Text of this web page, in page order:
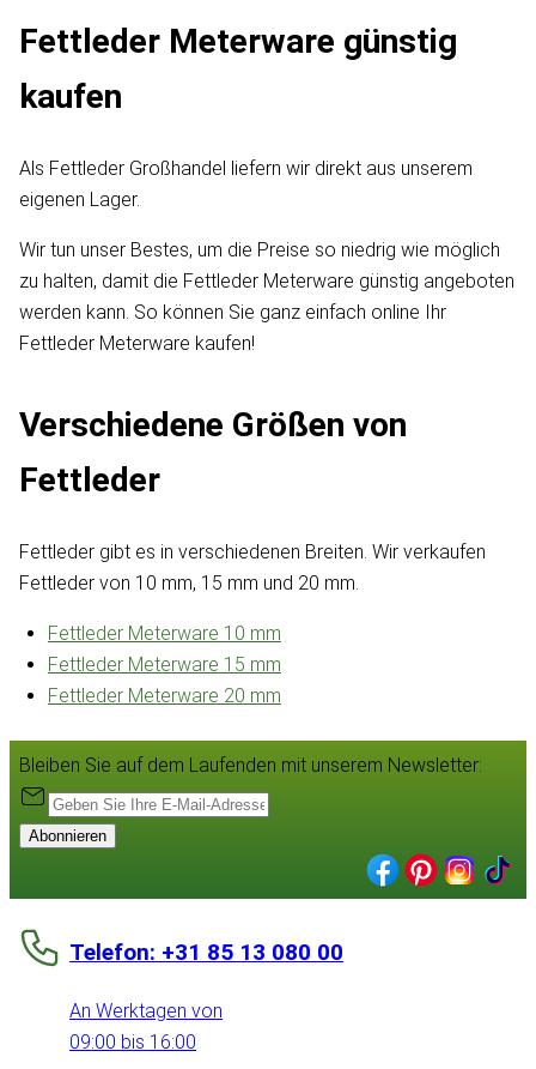
Fettleder Meterware günstig
kaufen
Als Fettleder Großhandel liefern wir direkt aus unserem
eigenen Lager.
Wir tun unser Bestes, um die Preise so niedrig wie möglich
zu halten, damit die Fettleder Meterware günstig angeboten
werden kann. So können Sie ganz einfach online Ihr
Fettleder Meterware kaufen!
Verschiedene Größen von
Fettleder
Fettleder gibt es in verschiedenen Breiten. Wir verkaufen
Fettleder von 10 mm, 15 mm und 20 mm.
Fettleder Meterware 10 mm
Fettleder Meterware 15 mm
Fettleder Meterware 20 mm
Bleiben Sie auf dem Laufenden mit unserem Newsletter:
Abonnieren
Telefon: +31 85 13 080 00
An Werktagen von
09:00 bis 16:00